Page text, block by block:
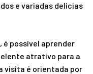
e variadas delicias
é possível aprender
atrativo para a
visita é orientada por